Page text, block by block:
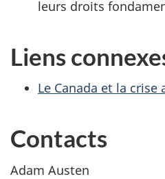
leurs droits
Liens
Le Canada et la crise
Contacts
Adam Austen